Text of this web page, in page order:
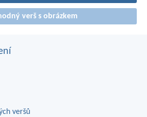
verš s obrázkem
veršů